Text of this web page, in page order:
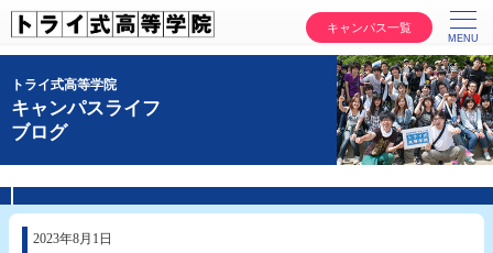
キャンパス一覧
トライ式高等学院
キャンパスライフ
ブログ
2023年8月1日